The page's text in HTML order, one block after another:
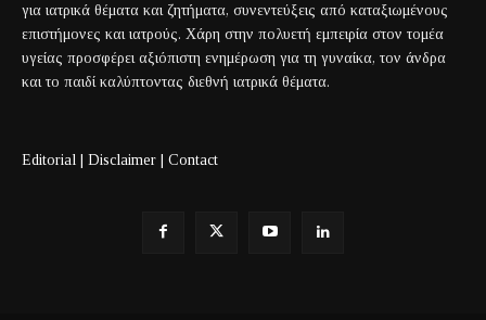
για ιατρικά θέματα και ζητήματα, συνεντεύξεις από καταξιωμένους
επιστήμονες και ιατρούς. Χάρη στην πολυετή εμπειρία στον τομέα
υγείας προσφέρει αξιόπιστη ενημέρωση για τη γυναίκα, τον άνδρα
και το παιδί καλύπτοντας διεθνή ιατρικά θέματα.
Editorial | Disclaimer | Contact